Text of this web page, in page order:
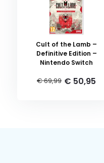
Cult of the Lamb –
Definitive Edition –
Nintendo Switch
€ 69,99 € 50,95